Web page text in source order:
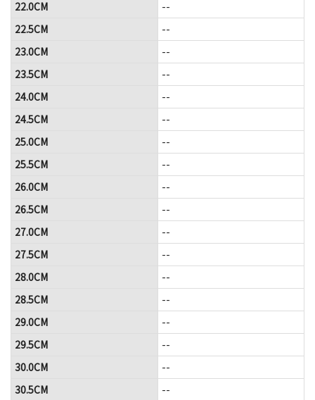
22.0CM
--
22.5CM
--
23.0CM
--
23.5CM
--
24.0CM
--
24.5CM
--
25.0CM
--
25.5CM
--
26.0CM
--
26.5CM
--
27.0CM
--
27.5CM
--
28.0CM
--
28.5CM
--
29.0CM
--
29.5CM
--
30.0CM
--
30.5CM
--